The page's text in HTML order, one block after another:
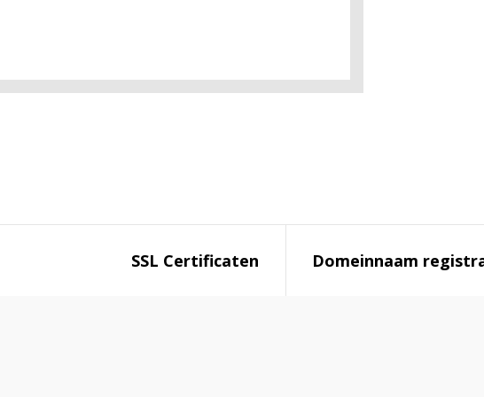
SSL Certificaten Domeinnaam